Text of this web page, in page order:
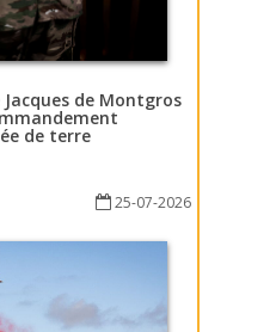
Jacques de Montgros
de terre
25-07-2026